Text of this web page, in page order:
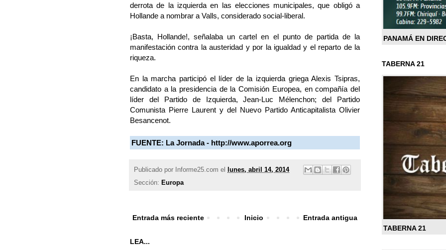
derrota de la izquierda en las elecciones municipales, que obligó a
Hollande a nombrar a Valls, considerado social-liberal.
¡Basta, Hollande!, señalaba un cartel en el punto de partida de la
manifestación contra la austeridad y por la igualdad y el reparto de la
riqueza.
En la marcha participó el líder de la izquierda griega Alexis Tsipras,
candidato a la presidencia de la Comisión Europea, en compañía del
líder del Partido de Izquierda, Jean-Luc Mélenchon; del Partido
Comunista Pierre Laurent y del Nuevo Partido Anticapitalista Olivier
Besancenot.
FUENTE: La Jornada - http://www.aporrea.org
Publicado por Informe25.com el
lunes, abril 14, 2014
Sección: Europa
Entrada más reciente Entrada antigua
Inicio
LEA...
PANAMÁ EN
TABERNA 21
TABERNA 21